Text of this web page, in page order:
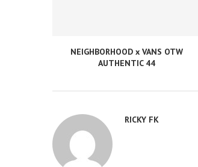
NEIGHBORHOOD x VANS OTW
AUTHENTIC 44
RICKY FK